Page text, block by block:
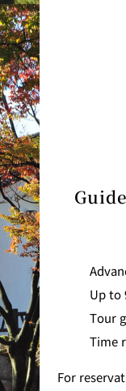
Up to
Tour
Time
For